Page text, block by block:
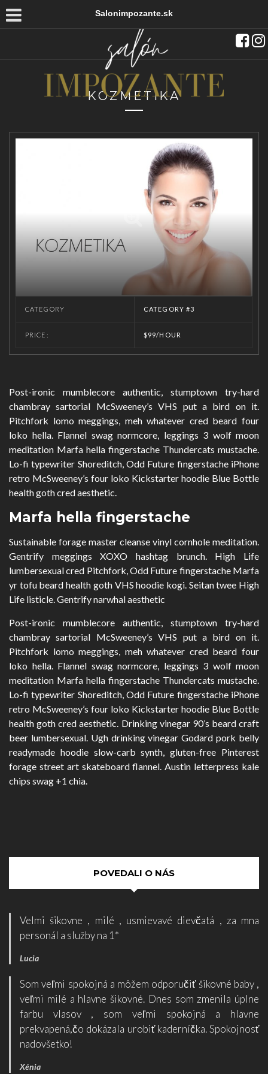
Salonimpozante.sk
KOZMETIKA
CATEGORY CATEGORY #3
PRICE: $99/HOUR
Post-ironic mumblecore authentic, stumptown try-hard
chambray sartorial McSweeney’s VHS put a bird on it.
Pitchfork lomo meggings, meh whatever cred beard four
loko hella. Flannel swag normcore, leggings 3 wolf moon
meditation Marfa hella fingerstache Thundercats mustache.
Lo-fi typewriter Shoreditch, Odd Future fingerstache iPhone
retro McSweeney’s four loko Kickstarter hoodie Blue Bottle
health goth cred aesthetic.
Marfa hella fingerstache
Sustainable forage master cleanse vinyl cornhole meditation.
Gentrify meggings XOXO hashtag brunch. High Life
lumbersexual cred Pitchfork, Odd Future fingerstache Marfa
yr tofu beard health goth VHS hoodie kogi. Seitan twee High
Life listicle. Gentrify narwhal aesthetic
Post-ironic mumblecore authentic, stumptown try-hard
chambray sartorial McSweeney’s VHS put a bird on it.
Pitchfork lomo meggings, meh whatever cred beard four
loko hella. Flannel swag normcore, leggings 3 wolf moon
meditation Marfa hella fingerstache Thundercats mustache.
Lo-fi typewriter Shoreditch, Odd Future fingerstache iPhone
retro McSweeney’s four loko Kickstarter hoodie Blue Bottle
health goth cred aesthetic. Drinking vinegar 90’s beard craft
beer lumbersexual. Ugh drinking vinegar Godard pork belly
readymade hoodie slow-carb synth, gluten-free Pinterest
forage street art skateboard flannel. Austin letterpress kale
chips swag +1 chia.
POVEDALI O NÁS
Velmi šikovne , milé , usmievavé dievčatá , za mna
personál a služby na 1*
Lucia
Som veľmi spokojná a môžem odporučiť šikovné baby ,
veľmi milé a hlavne šikovné. Dnes som zmenila úplne
farbu vlasov , som veľmi spokojná a hlavne
prekvapená,čo dokázala urobiť kaderníčka. Spokojnosť
nadovšetko!
Xénia